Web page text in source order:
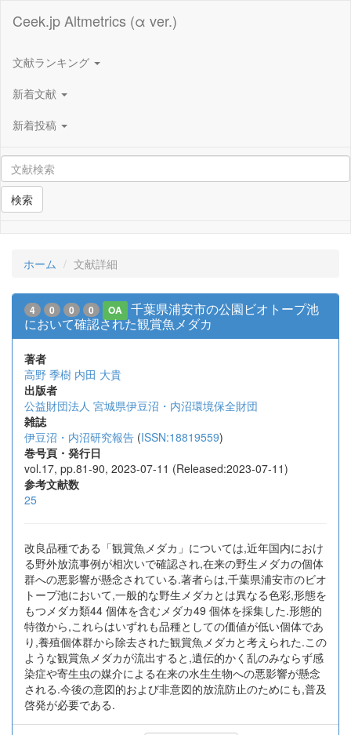
Ceek.jp Altmetrics (α ver.)
文献ランキング
新着文献
新着投稿
検索
ホーム 文献詳細
4 0 0 0 OA
千葉県浦安市の公園ビオトープ池
において確認された観賞魚メダカ
著者
高野 季樹 内田 大貴
出版者
公益財団法人 宮城県伊豆沼・内沼環境保全財団
雑誌
伊豆沼・内沼研究報告 (ISSN:18819559)
巻号頁・発行日
vol.17, pp.81-90, 2023-07-11 (Released:2023-07-11)
参考文献数
25
改良品種である「観賞魚メダカ」については,近年国内におけ
る野外放流事例が相次いで確認され,在来の野生メダカの個体
群への悪影響が懸念されている.著者らは,千葉県浦安市のビオ
トープ池において,一般的な野生メダカとは異なる色彩,形態を
もつメダカ類44 個体を含むメダカ49 個体を採集した.形態的
特徴から,これらはいずれも品種としての価値が低い個体であ
り,養殖個体群から除去された観賞魚メダカと考えられた.この
ような観賞魚メダカが流出すると,遺伝的かく乱のみならず感
染症や寄生虫の媒介による在来の水生生物への悪影響が懸念
される.今後の意図的および非意図的放流防止のためにも,普及
啓発が必要である.